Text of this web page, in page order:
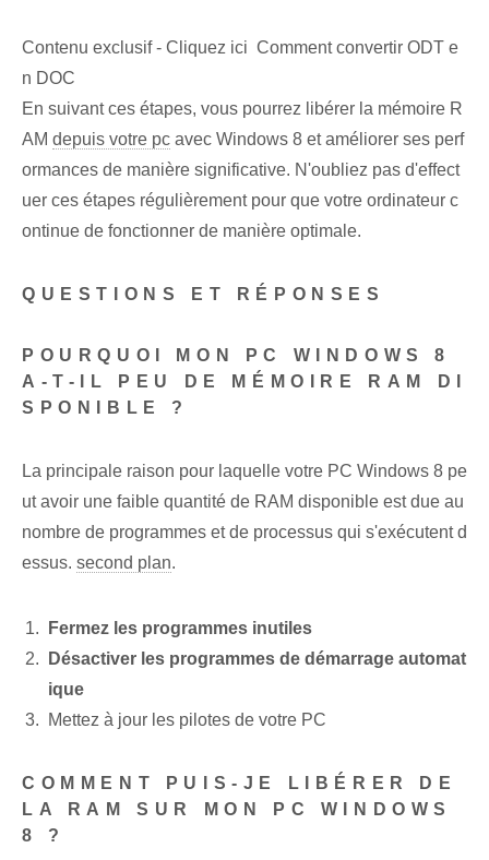
Contenu exclusif - Cliquez ici Comment convertir ODT e
n DOC
En suivant ces étapes, vous pourrez libérer la mémoire R
AM depuis votre pc avec Windows‍ 8 et ‌améliorer ses perf
ormances‌ de manière significative. N'oubliez pas d'effect
uer ces étapes régulièrement pour que votre ordinateur c
ontinue de fonctionner de manière optimale.
QUESTIONS ET RÉPONSES
POURQUOI MON PC WINDOWS 8
A-T-IL PEU DE MÉMOIRE RAM DI
SPONIBLE ?
La principale raison pour laquelle votre PC Windows 8 pe
ut avoir une faible quantité de RAM disponible est due au
nombre de programmes et de processus qui s'exécutent d
essus. second plan.
Fermez les programmes inutiles
Désactiver les programmes de démarrage automat
ique
Mettez à jour les pilotes de votre PC
COMMENT PUIS-JE LIBÉRER DE
LA RAM SUR MON PC WINDOWS
8 ?